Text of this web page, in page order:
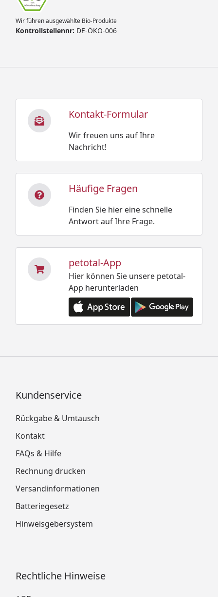
Wir führen ausgewählte Bio-Produkte
Kontrollstellennr: DE-ÖKO-006
Kontakt-Formular
Wir freuen uns auf Ihre
Nachricht!
Häufige Fragen
Finden Sie hier eine schnelle
Antwort auf Ihre Frage.
petotal-App
Hier können Sie unsere petotal-
App herunterladen
Kundenservice
Rückgabe & Umtausch
Kontakt
FAQs & Hilfe
Rechnung drucken
Versandinformationen
Batteriegesetz
Hinweisgebersystem
Rechtliche Hinweise